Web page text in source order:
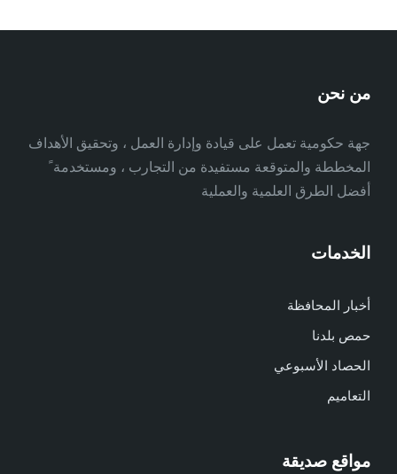
من نحن
جهة حكومية تعمل على قيادة وإدارة العمل ، وتحقيق الأهداف
المخططة والمتوقعة مستفيدة من التجارب ، ومستخدمة ً
أفضل الطرق العلمية والعملية
الخدمات
أخبار المحافظة
حمص بلدنا
الحصاد الأسبوعي
التعاميم
مواقع صديقة